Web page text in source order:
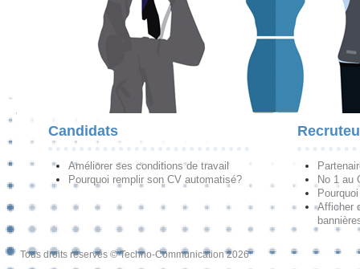
Candidats
Améliorer ses conditions de travail
Pourquoi remplir son CV automatisé?
No 1 au
Afficher
Tous droits réservés © Techno-Communication 2026